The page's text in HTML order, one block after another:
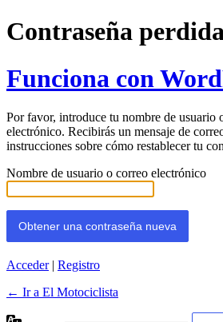
Contraseña
Funciona con
Por favor, introduce tu nombre de usuario
electrónico. Recibirás un mensaje de
instrucciones sobre cómo restablecer tu
Nombre de usuario o correo electrónico
Acceder| Registro
← Ir a El Motociclista